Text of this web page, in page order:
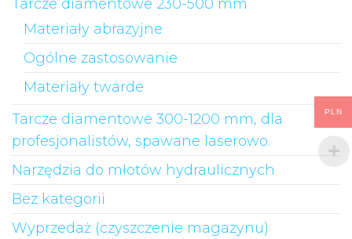
Tarcze diamentowe 230-500 mm
Materiały abrazyjne
Ogólne zastosowanie
Materiały twarde
Tarcze diamentowe 300-1200 mm, dla
profesjonalistów, spawane laserowo.
Narzędzia do młotów hydraulicznych
Bez kategorii
Wyprzedaż (czyszczenie magazynu)
PLN